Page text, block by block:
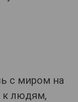
с миром на
к людям,